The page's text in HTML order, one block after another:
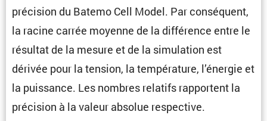
préci­sion du Batemo Cell Model. Par consé­quent,
la racine carrée moyenne de la diffé­rence entre le
résultat de la mesure et de la simula­tion est
dérivée pour la tension, la tempé­ra­ture, l’énergie et
la puissance. Les nombres relatifs rapportent la
préci­sion à la valeur absolue respective.